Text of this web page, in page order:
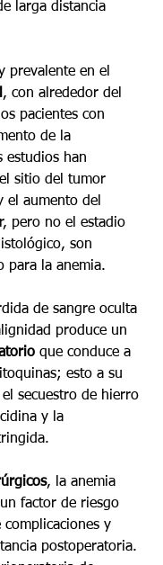
larga distancia
prevalente en el
, con alrededor del
pacientes con
de la
estudios han
sitio del tumor
el aumento del
pero no el estadio
son
para la anemia.
de sangre oculta
produce un
que conduce a
esto a su
el secuestro de hierro
y la
, la anemia
factor de riesgo
y
postoperatoria.